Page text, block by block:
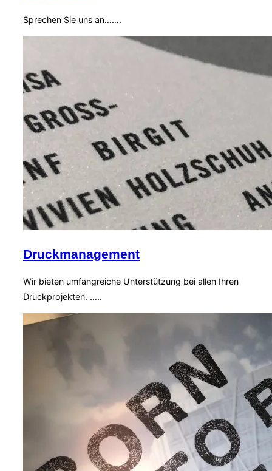
Sprechen Sie uns an…….
Druckmanagement
Wir bieten umfangreiche Unterstützung bei allen Ihren
Druckprojekten. …..